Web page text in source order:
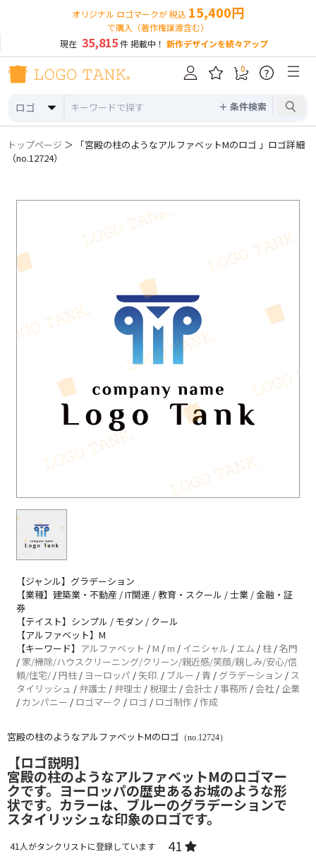
オリジナル ロゴマークが 税込 15,400円
で購入（著作権譲渡含む）
現在 35,815件 掲載中！ 新作デザインを続々アップ
ロゴ ＋ 条件検索
0 ?
トップページ ＞ 「宮殿の柱のようなアルファベットMのロゴ 」ロゴ詳細
（no.12724）
【ジャンル】グラデーション
【業種】建築業・不動産 / IT関連 / 教育・スクール / 士業 / 金融・証
券
【テイスト】シンプル / モダン / クール
【アルファベット】M
【キーワード】 アルファベット /M /m / イニシャル / エム /柱 /名門
/ 家/掃除/ハウスクリーニング/クリーン/親近感/笑顔/親しみ/安心/信
頼/住宅/ /円柱 / ヨーロッパ / 矢印. / ブルー / 青 / グラデーション / ス
タイリッシュ / 弁護士 / 弁理士 / 税理士 / 会計士 / 事務所 / 会社 / 企業
/ カンパニー / ロゴマーク / ロゴ / ロゴ制作 /作成
宮殿の柱のようなアルファベットMのロゴ （no.12724）
【ロゴ説明】
宮殿の柱のようなアルファベットMのロゴマー
クです。ヨーロッパの歴史あるお城のような形
状です。カラーは、ブルーのグラデーションで
スタイリッシュな印象のロゴです。
41 人がタンクリストに登録しています 41